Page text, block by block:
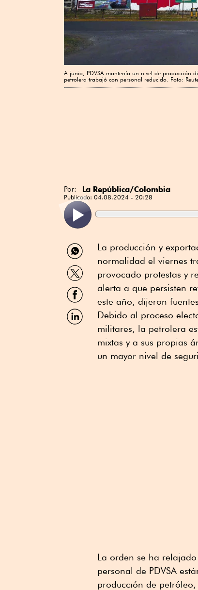
A junio, PDVSA mantenía un nivel de producción
petrolera trabajó con personal reducido. Foto:
Por: La República/Colombia
Publicado: 04.08.2024 - 20:28
Compartir
por
WhatsApp
Compartir
por
Twitter
Compartir
por
Facebook
Compartir
por
La producción y
normalidad el viernes
provocado protestas y
alerta a que persisten
este año, dijeron
Debido al proceso
militares, la petrolera
mixtas y a sus propias
un mayor nivel de
La orden se ha
personal de PDVSA
producción de